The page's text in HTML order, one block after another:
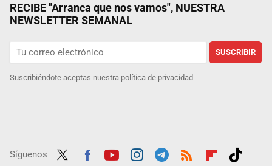
RECIBE "Arranca que nos vamos", NUESTRA
NEWSLETTER SEMANAL
SUSCRIBIR
Suscribiéndote aceptas nuestra política de privacidad
Síguenos